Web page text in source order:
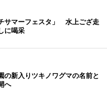
サマーフェスタ」 水上ござ走
に喝采
の新入りツキノワグマの名前と
へ